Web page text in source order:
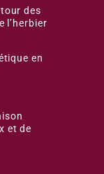
des
l’herbier
en
et de